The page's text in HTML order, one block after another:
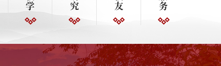
学 究 友 务